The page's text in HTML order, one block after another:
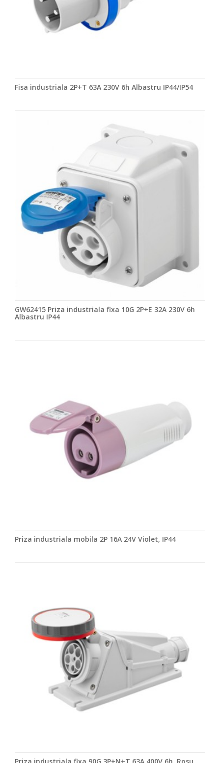
Fisa industriala 2P+T 63A 230V 6h Albastru IP44/IP54
GW62415 Priza industriala fixa 10G 2P+E 32A 230V 6h
Albastru IP44
Priza industriala mobila 2P 16A 24V Violet, IP44